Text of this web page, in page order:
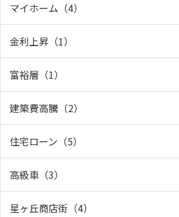
マイホーム（4）
金利上昇（1）
富裕層（1）
建築費高騰（2）
住宅ローン（5）
高級車（3）
星ヶ丘商店街（4）